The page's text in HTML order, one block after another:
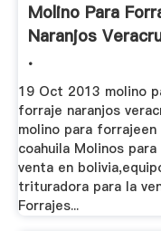
Molino Para
Naranjos
.
19 Oct 2013 molino
forraje naranjos
molino para forrajeen
coahuila Molinos para
venta en
trituradora para la
Forrajes...